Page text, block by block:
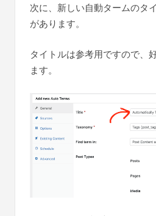
次に、新しい自動タームのタ
があります。
タイトルは参考用ですので、
ます。